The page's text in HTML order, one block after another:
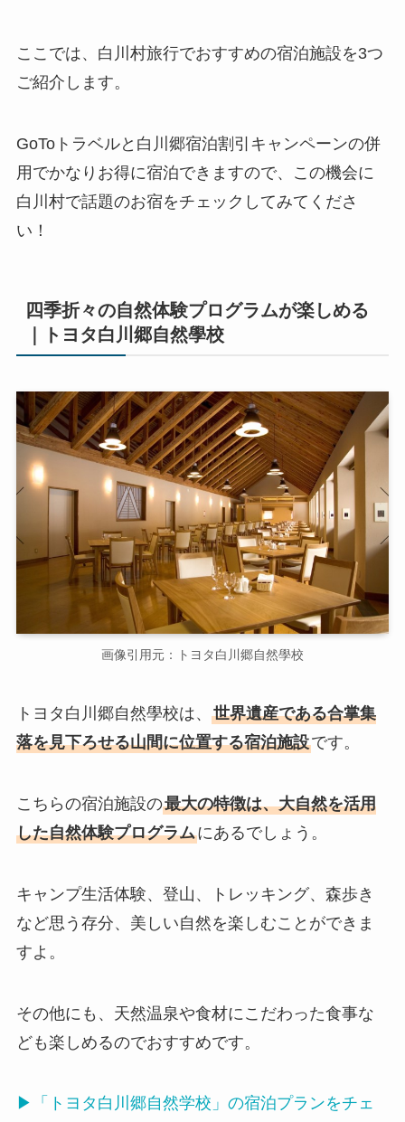
ここでは、白川村旅行でおすすめの宿泊施設を3つ
ご紹介します。
GoToトラベルと白川郷宿泊割引キャンペーンの併
用でかなりお得に宿泊できますので、この機会に
白川村で話題のお宿をチェックしてみてくださ
い！
四季折々の自然体験プログラムが楽しめる
｜トヨタ白川郷自然學校
画像引用元：トヨタ白川郷自然學校
トヨタ白川郷自然學校は、 世界遺産である合掌集
落を見下ろせる山間に位置する宿泊施設です。
こちらの宿泊施設の最大の特徴は、大自然を活用
した自然体験プログラムにあるでしょう。
キャンプ生活体験、登山、トレッキング、森歩き
など思う存分、美しい自然を楽しむことができま
すよ。
その他にも、天然温泉や食材にこだわった食事な
ども楽しめるのでおすすめです。
▶「トヨタ白川郷自然学校」の宿泊プランをチェ